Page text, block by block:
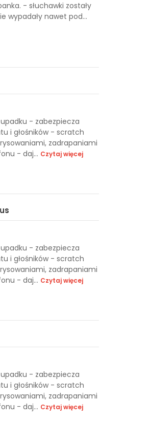
- słuchawki zostały
wypadały nawet pod...
- zabezpiecza
i głośników - scratch
zadrapaniami
- daj... Czytaj więcej
- zabezpiecza
i głośników - scratch
zadrapaniami
- daj... Czytaj więcej
- zabezpiecza
i głośników - scratch
zadrapaniami
- daj... Czytaj więcej